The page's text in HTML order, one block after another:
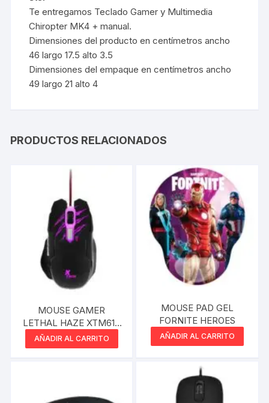
Te entregamos Teclado Gamer y Multimedia
Chiropter MK4 + manual.
Dimensiones del producto en centímetros ancho
46 largo 17.5 alto 3.5
Dimensiones del empaque en centímetros ancho
49 largo 21 alto 4
PRODUCTOS RELACIONADOS
MOUSE GAMER
LETHAL HAZE XTM610
XTECH
AÑADIR AL CARRITO
MOUSE PAD GEL
FORNITE HEROES
AÑADIR AL CARRITO